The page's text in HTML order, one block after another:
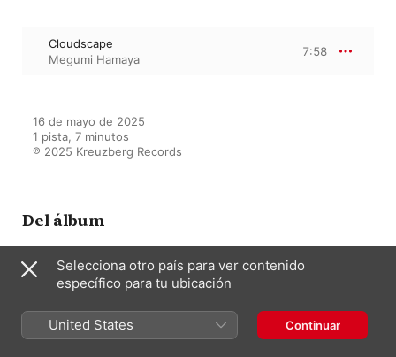
Cloudscape
Megumi Hamaya
7:58
16 de mayo de 2025
1 pista, 7 minutos
℗ 2025 Kreuzberg Records
Del álbum
Vision
Megumi Hamaya
Selecciona otro país para ver contenido
específico para tu ubicación
United States Continuar